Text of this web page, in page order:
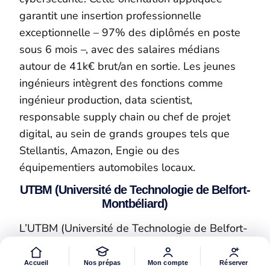
garantit une insertion professionnelle
exceptionnelle – 97% des diplômés en poste
sous 6 mois –, avec des salaires médians
autour de 41k€ brut/an en sortie. Les jeunes
ingénieurs intègrent des fonctions comme
ingénieur production, data scientist,
responsable supply chain ou chef de projet
digital, au sein de grands groupes tels que
Stellantis, Amazon, Engie ou des
équipementiers automobiles locaux.
UTBM (Université de Technologie de Belfort-
Montbéliard)
L’UTBM (Université de Technologie de Belfort-
Montbéliard) s’est forgée une réputation solide
depuis sa création en 1985, au cœur de l’arc
Accueil Nos prépas Mon compte Réserver